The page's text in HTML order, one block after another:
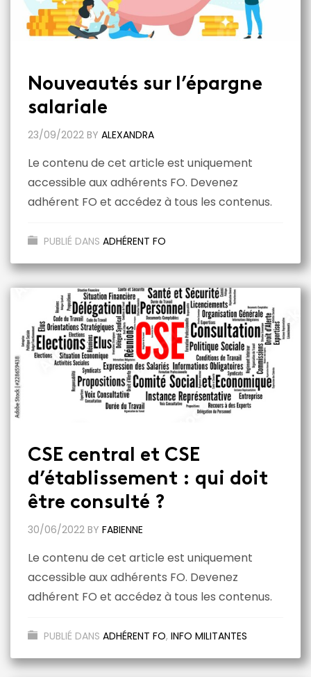
Nouveautés sur l’épargne
salariale
23/09/2022 BY ALEXANDRA
Le contenu de cet article est uniquement
accessible aux adhérents FO. Devenez
adhérent FO et accédez à tous les contenus.
PUBLIÉ DANS ADHÉRENT FO
CSE central et CSE
d’établissement : qui doit
être consulté ?
30/06/2022 BY FABIENNE
Le contenu de cet article est uniquement
accessible aux adhérents FO. Devenez
adhérent FO et accédez à tous les contenus.
PUBLIÉ DANS ADHÉRENT FO, INFO MILITANTES